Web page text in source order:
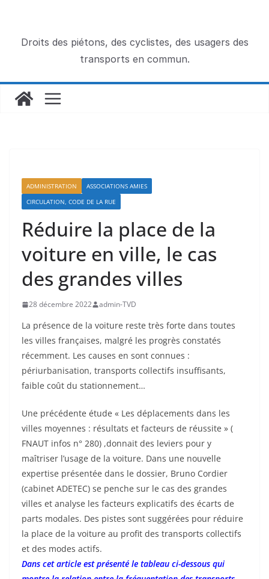
contenuDroits des piétons, des cyclistes, des usagers des
transports en commun.
ADMINISTRATION
ASSOCIATIONS AMIES
CIRCULATION, CODE DE LA RUE
Réduire la place de la
voiture en ville, le cas
des grandes villes
28 décembre 2022 admin-TVD
La présence de la voiture reste très forte dans toutes
les villes françaises, malgré les progrès constatés
récemment. Les causes en sont connues :
périurbanisation, transports collectifs insuffisants,
faible coût du stationnement…
Une précédente étude « Les déplacements dans les
villes moyennes : résultats et facteurs de réussite » (
FNAUT infos n° 280) ,donnait des leviers pour y
maîtriser l’usage de la voiture. Dans une nouvelle
expertise présentée dans le dossier, Bruno Cordier
(cabinet ADETEC) se penche sur le cas des grandes
villes et analyse les facteurs explicatifs des écarts de
parts modales. Des pistes sont suggérées pour réduire
la place de la voiture au profit des transports collectifs
et des modes actifs.
Dans cet article est présenté le tableau ci-dessous qui